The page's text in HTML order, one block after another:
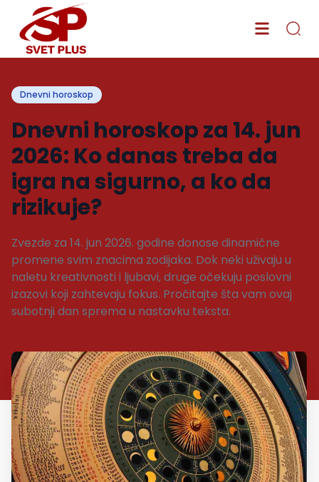
Dnevni horoskop
Dnevni horoskop za 14. jun
2026: Ko danas treba da
igra na sigurno, a ko da
rizikuje?
Zvezde za 14. jun 2026. godine donose dinamične
promene svim znacima zodijaka. Dok neki uživaju u
naletu kreativnosti i ljubavi, druge očekuju poslovni
izazovi koji zahtevaju fokus. Pročitajte šta vam ovaj
subotnji dan sprema u nastavku teksta.